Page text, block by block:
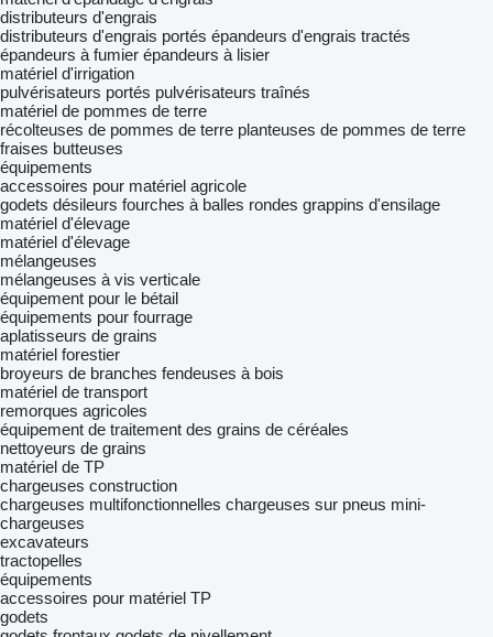
distributeurs d'engrais
distributeurs d'engrais portés épandeurs d'engrais tractés
épandeurs à fumier épandeurs à lisier
matériel d'irrigation
pulvérisateurs portés pulvérisateurs traînés
matériel de pommes de terre
récolteuses de pommes de terre planteuses de pommes de terre
fraises butteuses
équipements
accessoires pour matériel agricole
godets désileurs fourches à balles rondes grappins d'ensilage
matériel d'élevage
matériel d'élevage
mélangeuses
mélangeuses à vis verticale
équipement pour le bétail
équipements pour fourrage
aplatisseurs de grains
matériel forestier
broyeurs de branches fendeuses à bois
matériel de transport
remorques agricoles
équipement de traitement des grains de céréales
nettoyeurs de grains
matériel de TP
chargeuses construction
chargeuses multifonctionnelles chargeuses sur pneus mini-
chargeuses
excavateurs
tractopelles
équipements
accessoires pour matériel TP
godets